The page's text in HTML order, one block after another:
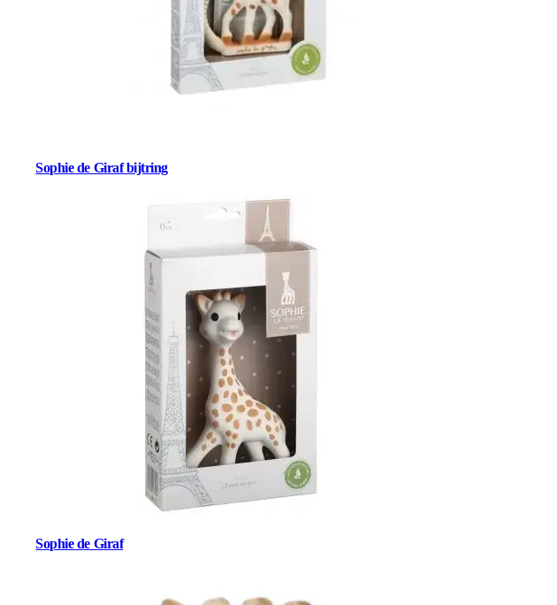
Sophie de Giraf bijtring
Sophie de Giraf